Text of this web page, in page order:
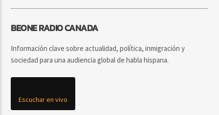
BEONE RADIO CANADA
Información clave sobre actualidad, política, inmigración y
sociedad para una audiencia global de habla hispana.
Escuchar en vivo